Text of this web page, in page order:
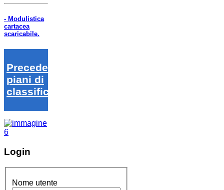
- Modulistica
cartacea
scaricabile.
Precedenti
piani di
classifica
Login
Nome utente